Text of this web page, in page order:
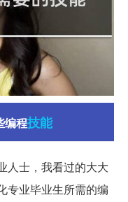
编程技能
人士，我看过的大大
专业毕业生所需的编